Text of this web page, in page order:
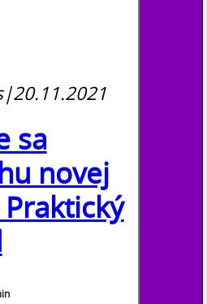
|20.11.2021
sa
novej